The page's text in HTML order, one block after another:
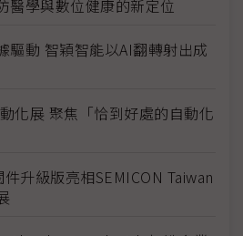
醫學與數位健康的新定位
驅動 智穎智能以AI翻轉射出成
化展 聚焦「恰到好處的自動化
升級版亮相SEMICON Taiwan